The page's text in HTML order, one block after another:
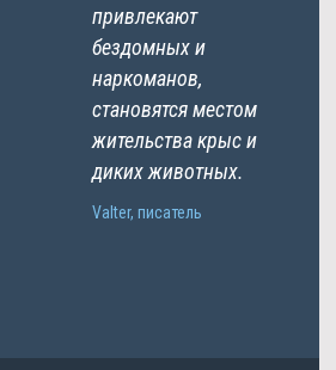
привлекают
бездомных и
наркоманов,
становятся местом
жительства крыс и
диких животных.
Valter, писатель